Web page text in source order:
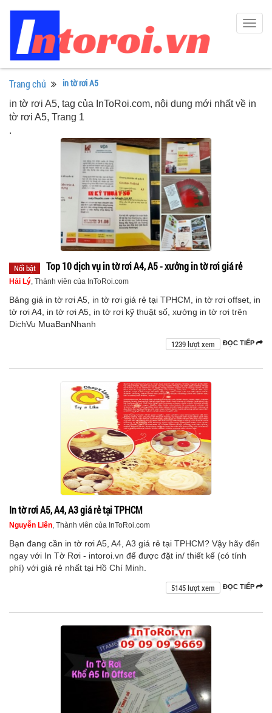
Trang chủ in tờ rơi A5
in tờ rơi A5, tag của InToRoi.com, nội dung mới nhất về in
tờ rơi A5, Trang 1
.
Nổi bật Top 10 dịch vụ in tờ rơi A4, A5 - xưởng in tờ rơi giá rẻ
Hải Lý , Thành viên của InToRoi.com
Bảng giá in tờ rơi A5, in tờ rơi giá rẻ tại TPHCM, in tờ rơi offset, in
tờ rơi A4, in tờ rơi A5, in tờ rơi kỹ thuật số, xưởng in tờ rơi trên
DichVu MuaBanNhanh
ĐỌC TIẾP
1239 lượt xem
In tờ rơi A5, A4, A3 giá rẻ tại TPHCM
Nguyễn Liên , Thành viên của InToRoi.com
Bạn đang cần in tờ rơi A5, A4, A3 giá rẻ tại TPHCM? Vậy hãy đến
ngay với In Tờ Rơi - intoroi.vn để được đặt in/ thiết kế (có tính
phí) với giá rẻ nhất tại Hồ Chí Minh.
ĐỌC TIẾP
5145 lượt xem